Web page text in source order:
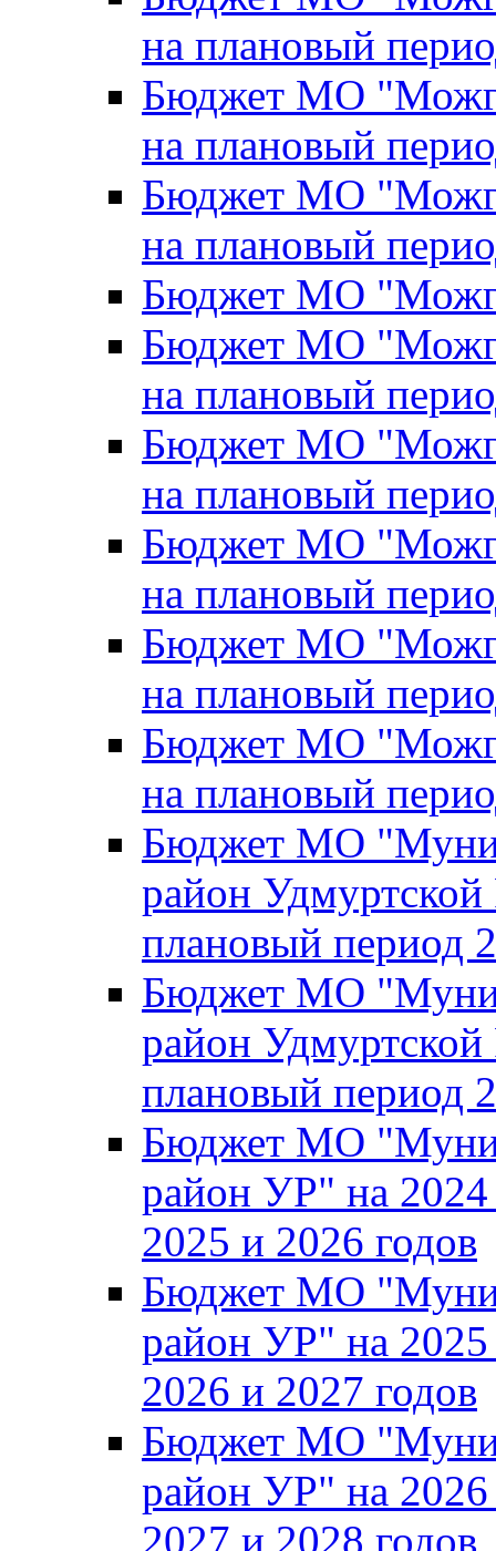
на плановый
Бюджет МО
на плановый
Бюджет МО
на плановый
Бюджет МО
Бюджет МО
на плановый
Бюджет МО
на плановый
Бюджет МО
на плановый
Бюджет МО
на плановый
Бюджет МО
на плановый
Бюджет МО
район
плановый период
Бюджет МО
район
плановый период
Бюджет МО
район УР" на 2024
2025 и 2026 годов
Бюджет МО
район УР" на 2025
2026 и 2027 годов
Бюджет МО
район УР" на 2026
2027 и 2028 годов